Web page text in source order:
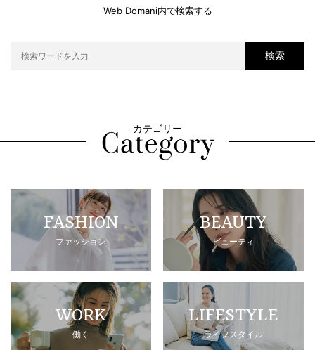
Web Domani内で検索する
検索
カテゴリー
FASHION
ファッション
BEAUTY
ビューティ
WORK
働く
LIFESTYLE
ライフスタイル